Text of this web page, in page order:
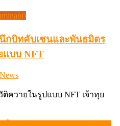
กบิทคับเชนและพันธมิตร
แบบ NFT
ควายในรูปแบบ NFT เจ้าทุย